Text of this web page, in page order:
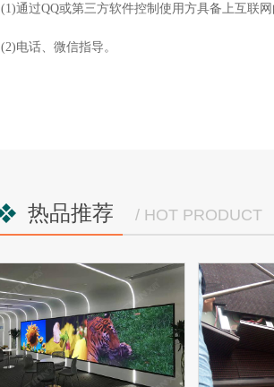
(1)通过QQ或第三方软件控制使用方具备上互联
(2)电话、微信指导。
热品推荐 / HOT PRODUCT